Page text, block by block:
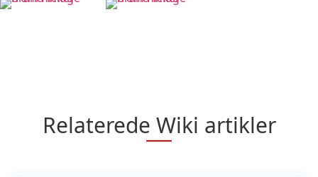
Relaterede Wiki artikler